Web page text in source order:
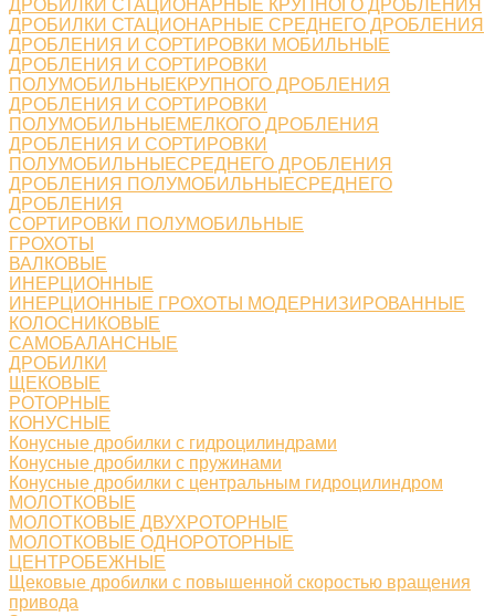
ДРОБИЛКИ СТАЦИОНАРНЫЕ КРУПНОГО ДРОБЛЕНИЯ
ДРОБИЛКИ СТАЦИОНАРНЫЕ СРЕДНЕГО ДРОБЛЕНИЯ
ДРОБЛЕНИЯ И СОРТИРОВКИ МОБИЛЬНЫЕ
ДРОБЛЕНИЯ И СОРТИРОВКИ
ПОЛУМОБИЛЬНЫЕКРУПНОГО ДРОБЛЕНИЯ
ДРОБЛЕНИЯ И СОРТИРОВКИ
ПОЛУМОБИЛЬНЫЕМЕЛКОГО ДРОБЛЕНИЯ
ДРОБЛЕНИЯ И СОРТИРОВКИ
ПОЛУМОБИЛЬНЫЕСРЕДНЕГО ДРОБЛЕНИЯ
ДРОБЛЕНИЯ ПОЛУМОБИЛЬНЫЕСРЕДНЕГО
ДРОБЛЕНИЯ
СОРТИРОВКИ ПОЛУМОБИЛЬНЫЕ
ГРОХОТЫ
ВАЛКОВЫЕ
ИНЕРЦИОННЫЕ
ИНЕРЦИОННЫЕ ГРОХОТЫ МОДЕРНИЗИРОВАННЫЕ
КОЛОСНИКОВЫЕ
САМОБАЛАНСНЫЕ
ДРОБИЛКИ
ЩЕКОВЫЕ
РОТОРНЫЕ
КОНУСНЫЕ
Конусные дробилки с гидроцилиндрами
Конусные дробилки с пружинами
Конусные дробилки с центральным гидроцилиндром
МОЛОТКОВЫЕ
МОЛОТКОВЫЕ ДВУХРОТОРНЫЕ
МОЛОТКОВЫЕ ОДНОРОТОРНЫЕ
ЦЕНТРОБЕЖНЫЕ
Щековые дробилки с повышенной скоростью вращения
привода